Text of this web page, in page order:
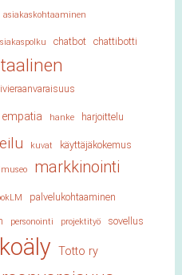
asiakaskohtaaminen
chatbot chattibotti
empatia hanke harjoittelu
kuvat
käyttäjäkokemus
markkinointi
palvelukohtaaminen
personointi projektityö sovellus
Totto ry